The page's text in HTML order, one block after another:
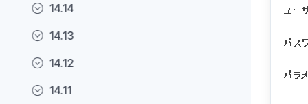
14.14
14.13
14.12
14.11